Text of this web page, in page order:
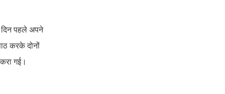
दिन पहले अपने
करके दोनों
गई।